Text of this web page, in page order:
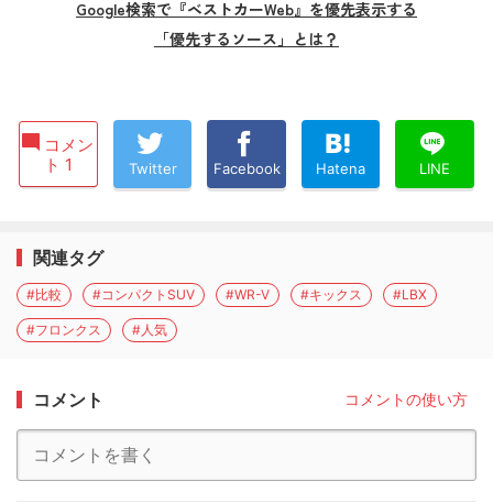
Google検索で『ベストカーWeb』を優先表示する
「優先するソース」とは？
コメン
ト 1
Twitter Facebook Hatena LINE
関連タグ
#比較 #コンパクトSUV #WR-V #キックス #LBX
#フロンクス #人気
コメント コメントの使い方